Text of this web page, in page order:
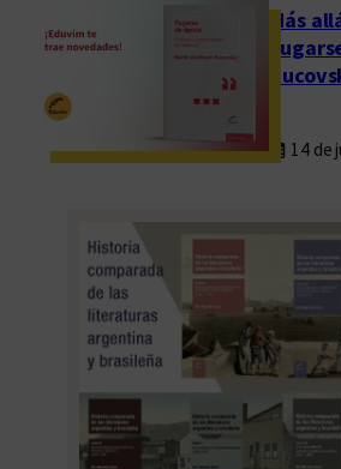
Más
14 de